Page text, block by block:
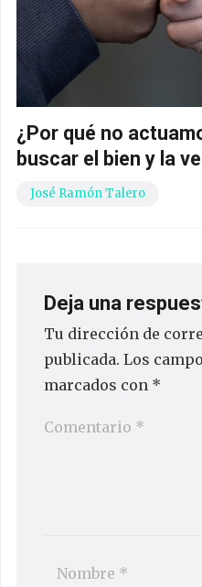
¿Por qué no
buscar el bien y la
José Ramón Talero
Deja una
Tu dirección de
publicada. Los
marcados con *